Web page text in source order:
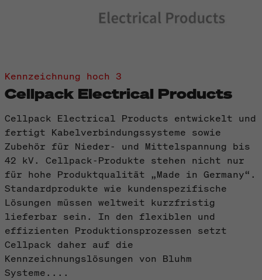
Kennzeichnung hoch 3
Cellpack Electrical Products
Cellpack Electrical Products entwickelt und
fertigt Kabelverbindungssysteme sowie
Zubehör für Nieder- und Mittelspannung bis
42 kV. Cellpack-Produkte stehen nicht nur
für hohe Produktqualität „Made in Germany“.
Standardprodukte wie kundenspezifische
Lösungen müssen weltweit kurzfristig
lieferbar sein. In den flexiblen und
effizienten Produktionsprozessen setzt
Cellpack daher auf die
Kennzeichnungslösungen von Bluhm
Systeme....